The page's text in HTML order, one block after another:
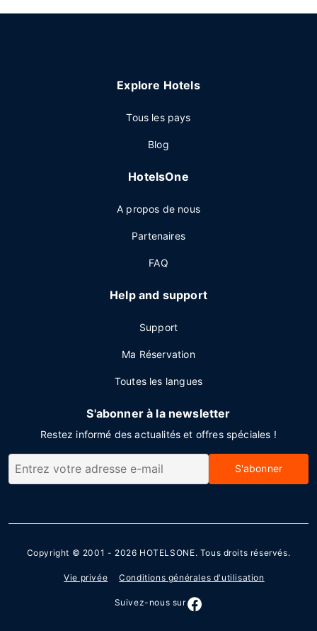
Explore Hotels
Tous les pays
Blog
HotelsOne
A propos de nous
Partenaires
FAQ
Help and support
Support
Ma Réservation
Toutes les langues
S'abonner à la newsletter
Restez informé des actualités et offres spéciales !
S'abonner
Copyright © 2001 - 2026 HOTELSONE. Tous droits réservés.
Vie privée Conditions générales d'utilisation
Suivez-nous sur